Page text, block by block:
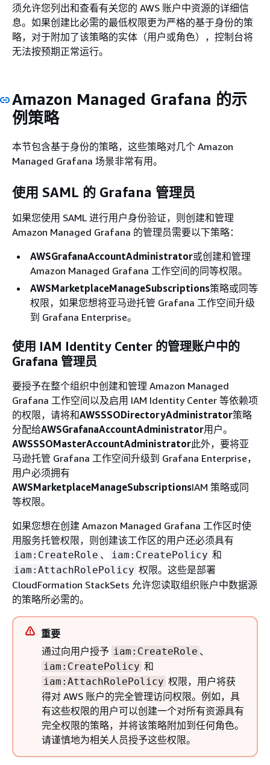
须允许您列出和查看有关您的 AWS 账户中资源的详细信
息。如果创建比必需的最低权限更为严格的基于身份的策
略，对于附加了该策略的实体（用户或角色），控制台将
无法按预期正常运行。
Amazon Managed Grafana 的示
例策略
本节包含基于身份的策略，这些策略对几个 Amazon
Managed Grafana 场景非常有用。
使用 SAML 的 Grafana 管理员
如果您使用 SAML 进行用户身份验证，则创建和管理
Amazon Managed Grafana 的管理员需要以下策略：
AWSGrafanaAccountAdministrator或创建和管理
Amazon Managed Grafana 工作空间的同等权限。
AWSMarketplaceManageSubscriptions策略或同等
权限，如果您想将亚马逊托管 Grafana 工作空间升级
到 Grafana Enterprise。
使用 IAM Identity Center 的管理账户中的
Grafana 管理员
要授予在整个组织中创建和管理 Amazon Managed
Grafana 工作空间以及启用 IAM Identity Center 等依赖项
的权限，请将和AWSSSODirectoryAdministrator策略
分配给AWSGrafanaAccountAdministrator用户。
AWSSSOMasterAccountAdministrator此外，要将亚
马逊托管 Grafana 工作空间升级到 Grafana Enterprise，
用户必须拥有
AWSMarketplaceManageSubscriptionsIAM 策略或同
等权限。
如果您想在创建 Amazon Managed Grafana 工作区时使
用服务托管权限，则创建该工作区的用户还必须具有
iam:CreateRole 、 iam:CreatePolicy 和
iam:AttachRolePolicy 权限。这些是部署
CloudFormation StackSets 允许您读取组织账户中数据源
的策略所必需的。
重要
通过向用户授予 iam:CreateRole 、
iam:CreatePolicy 和
iam:AttachRolePolicy 权限，用户将获
得对 AWS 账户的完全管理访问权限。例如，具
有这些权限的用户可以创建一个对所有资源具有
完全权限的策略，并将该策略附加到任何角色。
请谨慎地为相关人员授予这些权限。